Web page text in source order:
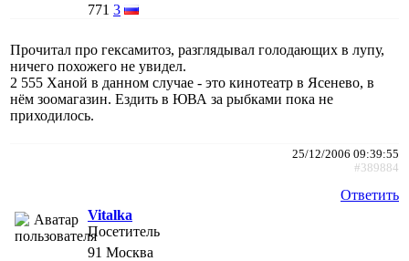
771 3
Прочитал про гексамитоз, разглядывал голодающих в лупу,
ничего похожего не увидел.
2 555 Ханой в данном случае - это кинотеатр в Ясенево, в
нём зоомагазин. Ездить в ЮВА за рыбками пока не
приходилось.
25/12/2006 09:39:55
#389884
Ответить
Vitalka
Посетитель
91 Москва